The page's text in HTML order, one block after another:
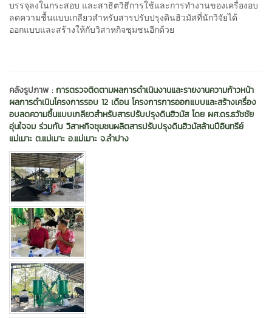
บรรจุลงในกระสอบ และสาธิตวิธีการใช้และการทำงานของเครื่องอบ
ลดความชื้นแบบเกลียวสำหรับสารปรับปรุงดินฮิวมัสที่นักวิจัยได้
ออกแบบและสร้างให้กับวิสาหกิจชุมชนอีกด้วย
คลังรูปภาพ :การตรวจติดตามผลการดำเนินงานและรายงานความก้าวหน้า
ผลการดำเนินโครงการรอบ 12 เดือน โครงการการออกแบบและสร้างเครื่อง
อบลดความชื้นแบบเกลียวสำหรับสารปรับปรุงดินฮิวมัส โดย ผศ.ดร.ธวัชชัย
อุ่นใจจม ร่วมกับ วิสาหกิจชุมชนผลิตสารปรับปรุงดินฮิวมัสล้านปีอินทรีย์
แม่เมาะ ต.แม่เมาะ อ.แม่เมาะ จ.ลำปาง